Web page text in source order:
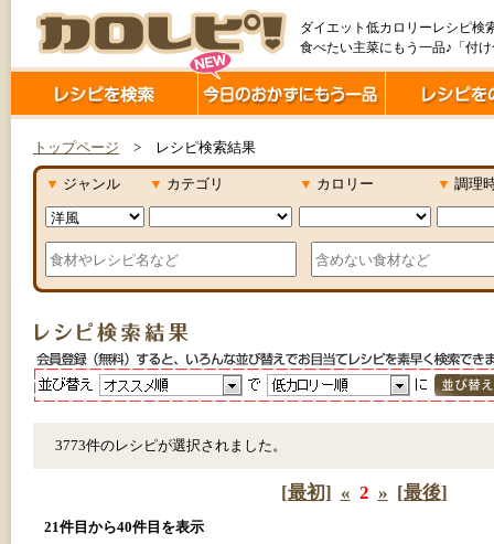
ダイエット低カロリーレシピ検
食べたい主菜にもう一品♪「付
トップページ > レシピ検索結果
▼ ジャンル ▼ カテゴリ ▼ カロリー ▼ 調理
3773件のレシピが選択されました。
[最初] « 2 » [最後]
21件目から40件目を表示